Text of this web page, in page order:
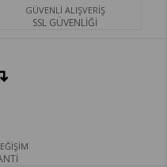
GÜVENLİ ALIŞVERİŞ
SSL GÜVENLİĞİ